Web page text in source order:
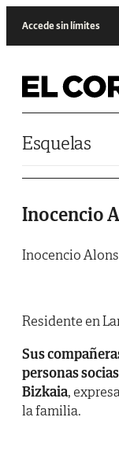
Accede sin límites
Esquelas
Inocencio
Inocencio
Residente en
Sus
personas
Bizkaia,
la familia.